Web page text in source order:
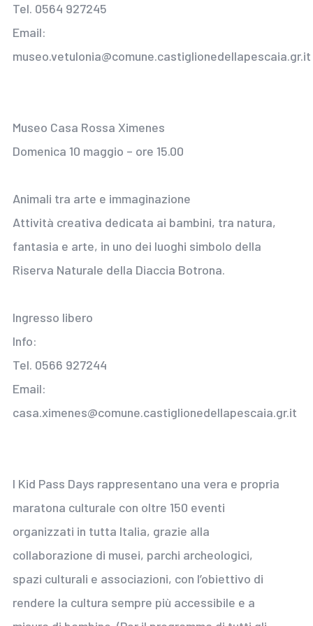
Tel. 0564 927245
Email:
museo.vetulonia@comune.castiglionedellapescaia.gr.it
Museo Casa Rossa Ximenes
Domenica 10 maggio – ore 15.00
Animali tra arte e immaginazione
Attività creativa dedicata ai bambini, tra natura,
fantasia e arte, in uno dei luoghi simbolo della
Riserva Naturale della Diaccia Botrona.
Ingresso libero
Info:
Tel. 0566 927244
Email:
casa.ximenes@comune.castiglionedellapescaia.gr.it
I Kid Pass Days rappresentano una vera e propria
maratona culturale con oltre 150 eventi
organizzati in tutta Italia, grazie alla
collaborazione di musei, parchi archeologici,
spazi culturali e associazioni, con l’obiettivo di
rendere la cultura sempre più accessibile e a